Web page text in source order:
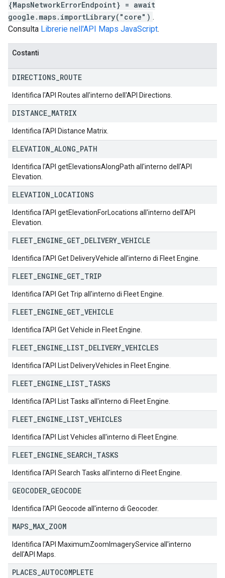
{MapsNetworkErrorEndpoint} = await
google.maps.importLibrary("core") .
Consulta Librerie nell'API Maps JavaScript.
Costanti
DIRECTIONS ROUTE
Identifica l'API Routes all'interno dell'API Directions.
DISTANCE MATRIX
Identifica l'API Distance Matrix.
ELEVATION ALONG PATH
Identifica l'API getElevationsAlongPath all'interno dell'API
Elevation.
ELEVATION LOCATIONS
Identifica l'API getElevationForLocations all'interno dell'API
Elevation.
FLEET ENGINE GET DELIVERY VEHICLE
Identifica l'API Get DeliveryVehicle all'interno di Fleet Engine.
FLEET ENGINE GET TRIP
Identifica l'API Get Trip all'interno di Fleet Engine.
FLEET ENGINE GET VEHICLE
Identifica l'API Get Vehicle in Fleet Engine.
FLEET ENGINE LIST DELIVERY VEHICLES
Identifica l'API List DeliveryVehicles in Fleet Engine.
FLEET ENGINE LIST TASKS
Identifica l'API List Tasks all'interno di Fleet Engine.
FLEET ENGINE LIST VEHICLES
Identifica l'API List Vehicles all'interno di Fleet Engine.
FLEET ENGINE SEARCH TASKS
Identifica l'API Search Tasks all'interno di Fleet Engine.
GEOCODER GEOCODE
Identifica l'API Geocode all'interno di Geocoder.
MAPS MAX ZOOM
Identifica l'API MaximumZoomImageryService all'interno
dell'API Maps.
PLACES AUTOCOMPLETE